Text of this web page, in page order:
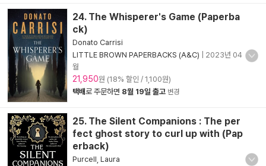
24. The Whisperer's Game (Paperba
ck)
Donato Carrisi
LITTLE BROWN PAPERBACKS (A&C)
2023년 04
월
21,950원 (18% 할인 / 1,100원)
택배로 주문하면 8월 19일 출고 변경
25. The Silent Companions : The per
fect ghost story to curl up with (Pap
erback)
Purcell, Laura